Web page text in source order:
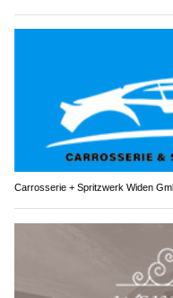
Carrosserie + Spritzwerk Widen